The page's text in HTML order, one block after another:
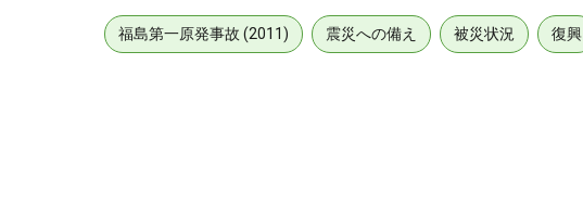
福島第一原発事故 (2011) 震災への備え 被災状況 復興